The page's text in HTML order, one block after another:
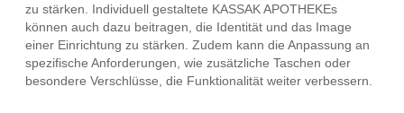
zu stärken. Individuell gestaltete KASSAK APOTHEKEs
können auch dazu beitragen, die Identität und das Image
einer Einrichtung zu stärken. Zudem kann die Anpassung an
spezifische Anforderungen, wie zusätzliche Taschen oder
besondere Verschlüsse, die Funktionalität weiter verbessern.